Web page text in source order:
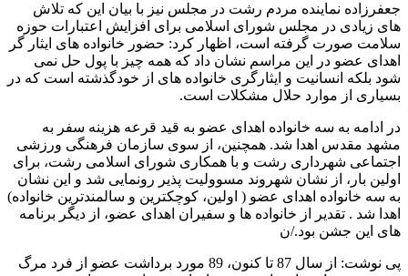
جعفرزاده نماینده مردم رشت در مجلس نیز با بیان این که تلاش
های زیادی در مجلس شورای اسلامی برای افزایش اعتبارات حوزه
سلامت صورت گرفته است، اظهار کرد: حضور خانواده های ایثار گر
اهدای عضو در این مراسم نشان داد که همه چیز با پول حل نمی
شود بلکه انسانیت و ایثارگری خانواده های از خودگذشته است که در
بسیاری از موارد حلال مشکلات است.
در ادامه به سه خانواده اهدای عضو به قید قرعه هزینه سفر به
مشهد مقدس اهدا شد. همچنین، از سوی سازمان فرهنگی ورزشی
اجتماعی شهرداری رشت و با همکاری شورای اسلامی رشت، برای
اولین بار، از نشان شهروند مسوولیت پذیر رونمایی شد و این نشان
به سه خانواده اهدای عضو ( اولین، کوچکترین و سالمندترین خانواده)
اهدا شد . تقدیر از خانواده ها و سفیران اهدای عضو، از دیگر برنامه
های این جشن بود./ن
پی نوشت: از سال 87 تا کنون، 89 مورد برداشت عضو از فرد مرگ